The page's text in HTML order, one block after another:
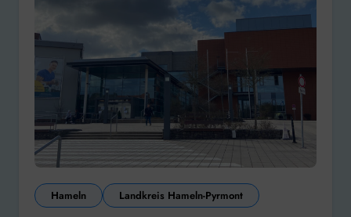
Hameln Landkreis Hameln-Pyrmont